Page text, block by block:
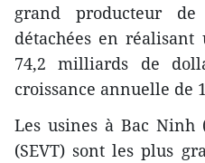
grand producteur
détachées en
74,2 milliards de
croissance annuelle de
Les usines à Bac Ninh
(SEVT) sont les plus